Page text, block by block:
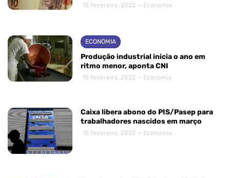
15 fevereiro, 2022 — Economia
ECONOMIA
Produção industrial inicia o ano em
ritmo menor, aponta CNI
15 fevereiro, 2022 — Economia
Caixa libera abono do PIS/Pasep para
trabalhadores nascidos em março
15 fevereiro, 2022 — Economia